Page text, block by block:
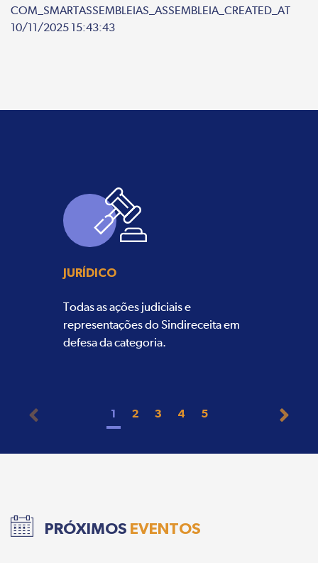
COM_SMARTASSEMBLEIAS_ASSEMBLEIA_CREATED_AT
10/11/2025 15:43:43
JURÍDICO
Todas as ações judiciais e
representações do Sindireceita em
defesa da categoria.
1 2 3 4 5
PRÓXIMOS EVENTOS